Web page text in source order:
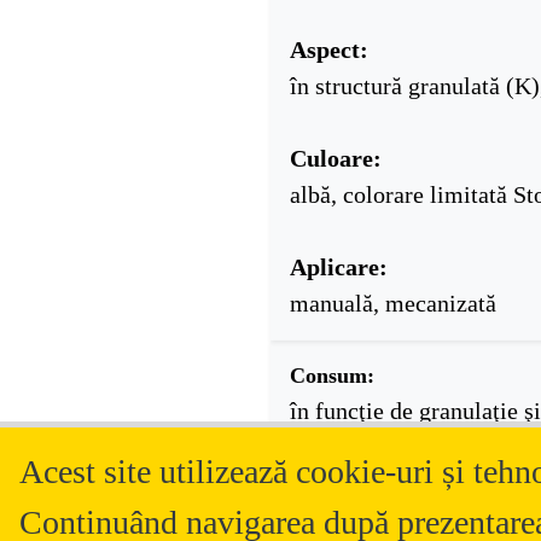
Aspect:
în structură granulată
Culoare:
albă, colorare limitată
Aplicare:
manuală, mecanizată
Consum:
în funcţie de granulaţie
Informaţiile de pe acest site au
Proprietarul site-ului îşi rezervă
Înainte de a lua o hotărâre în
Acest site utilizează cookie-uri și
Continuând navigarea după